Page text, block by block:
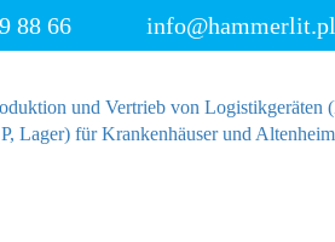
88 66 info@hammerlit.pl